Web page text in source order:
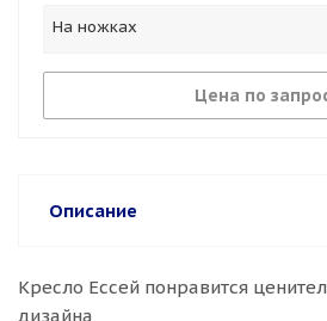
На ножках
Цена по
Описание
Кресло Ессей понравится
дизайна